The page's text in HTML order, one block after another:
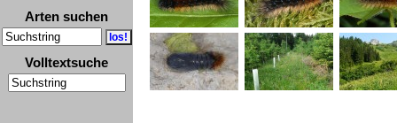
Arten suchen
Volltextsuche